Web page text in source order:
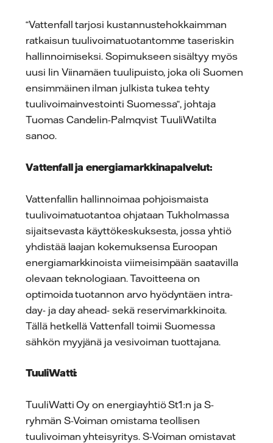
“Vattenfall tarjosi kustannustehokkaimman
ratkaisun tuulivoimatuotantomme taseriskin
hallinnoimiseksi. Sopimukseen sisältyy myös
uusi Iin Viinamäen tuulipuisto, joka oli Suomen
ensimmäinen ilman julkista tukea tehty
tuulivoimainvestointi Suomessa“, johtaja
Tuomas Candelin-Palmqvist TuuliWatilta
sanoo.
Vattenfall ja energiamarkkinapalvelut:
Vattenfallin hallinnoimaa pohjoismaista
tuulivoimatuotantoa ohjataan Tukholmassa
sijaitsevasta käyttökeskuksesta, jossa yhtiö
yhdistää laajan kokemuksensa Euroopan
energiamarkkinoista viimeisimpään saatavilla
olevaan teknologiaan. Tavoitteena on
optimoida tuotannon arvo hyödyntäen intra-
day- ja day ahead- sekä reservimarkkinoita.
Tällä hetkellä Vattenfall toimii Suomessa
sähkön myyjänä ja vesivoiman tuottajana.
TuuliWatti:
TuuliWatti Oy on energiayhtiö St1:n ja S-
ryhmän S-Voiman omistama teollisen
tuulivoiman yhteisyritys. S-Voiman omistavat